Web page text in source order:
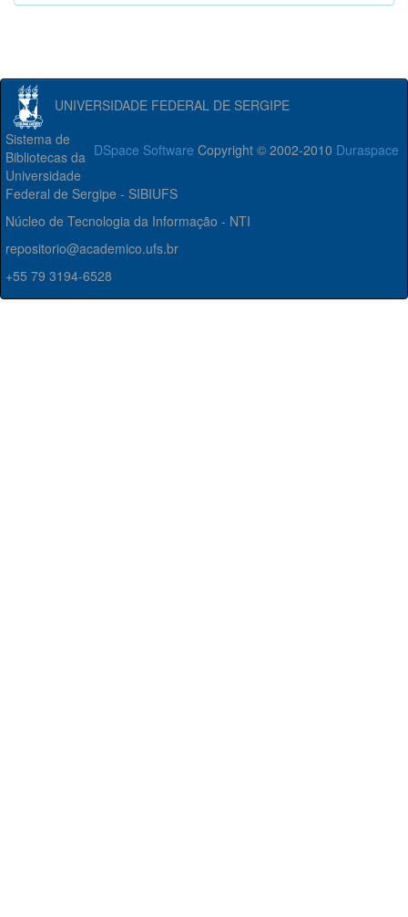
UNIVERSIDADE FEDERAL DE SERGIPE
DSpace Software Copyright © 2002-2010 Duraspace
Sistema de
Bibliotecas da
Universidade
Federal de Sergipe - SIBIUFS
Núcleo de Tecnologia da Informação - NTI
repositorio@academico.ufs.br
+55 79 3194-6528